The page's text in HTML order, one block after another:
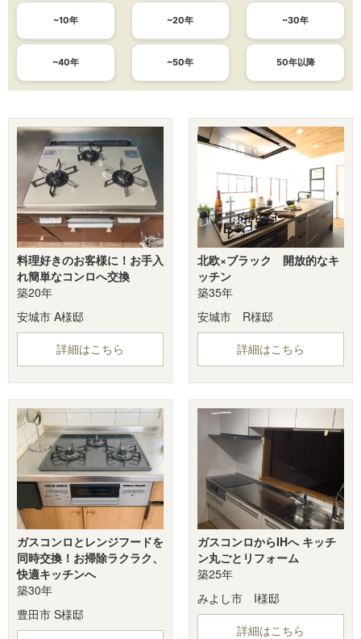
~10年 ~20年 ~30年
~40年 ~50年 50年以降
料理好きのお客様に！お手入
れ簡単なコンロへ交換
築20年
安城市 A様邸
詳細はこちら
北欧×ブラック 開放的なキ
ッチン
築35年
安城市 R様邸
詳細はこちら
ガスコンロとレンジフードを
同時交換！お掃除ラクラク、
快適キッチンへ
築30年
豊田市 S様邸
ガスコンロからIHへ キッチ
ン丸ごとリフォーム
築25年
みよし市 I様邸
詳細はこちら